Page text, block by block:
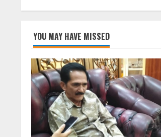
g
YOU MAY HAVE MISSED